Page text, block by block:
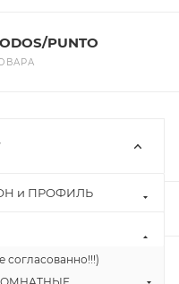
PUNTO
и ПРОФИЛЬ